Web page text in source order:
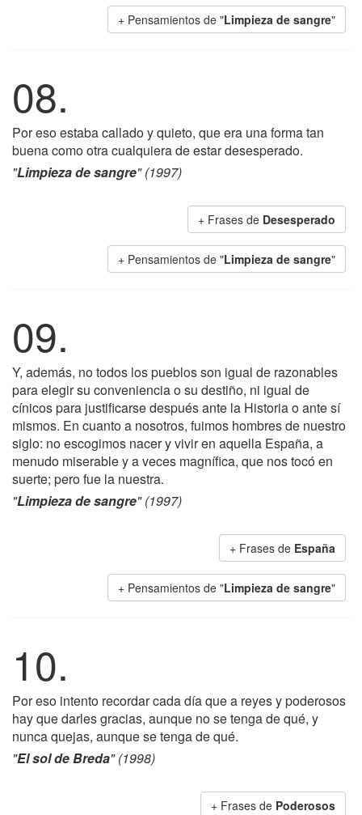
+ Pensamientos de "Limpieza de sangre"
08.
Por eso estaba callado y quieto, que era una forma tan
buena como otra cualquiera de estar desesperado.
"Limpieza de sangre" (1997)
+ Frases de Desesperado
+ Pensamientos de "Limpieza de sangre"
09.
Y, además, no todos los pueblos son igual de razonables
para elegir su conveniencia o su destiño, ni igual de
cínicos para justificarse después ante la Historia o ante sí
mismos. En cuanto a nosotros, fuimos hombres de nuestro
siglo: no escogimos nacer y vivir en aquella España, a
menudo miserable y a veces magnífica, que nos tocó en
suerte; pero fue la nuestra.
"Limpieza de sangre" (1997)
+ Frases de España
+ Pensamientos de "Limpieza de sangre"
10.
Por eso intento recordar cada día que a reyes y poderosos
hay que darles gracias, aunque no se tenga de qué, y
nunca quejas, aunque se tenga de qué.
"El sol de Breda" (1998)
+ Frases de Poderosos